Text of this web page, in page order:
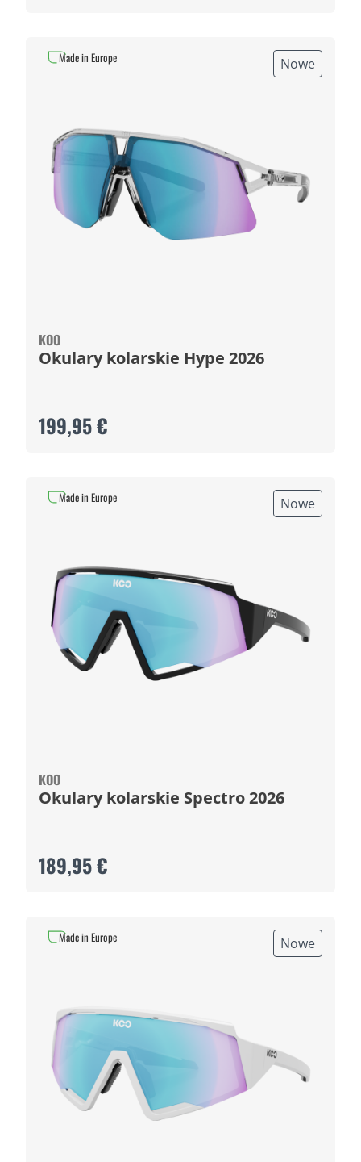
Nowe
KOO
Okulary kolarskie Hype 2026
199,95 €
Made in Europe
Nowe
KOO
Okulary kolarskie Spectro 2026
189,95 €
Made in Europe
Nowe
Made in Europe